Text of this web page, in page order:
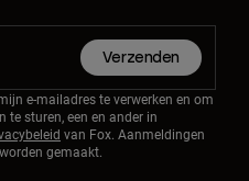
Verzenden
e-mailadres te verwerken en om
sturen, een en ander in
van Fox. Aanmeldingen
gemaakt.